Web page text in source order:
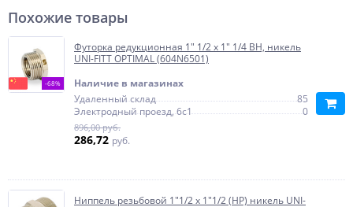
Похожие товары
-68%
Футорка редукционная 1" 1/2 x 1" 1/4 ВН, никель
UNI-FITT OPTIMAL (604N6501)
Наличие в магазинах
Удаленный склад
85
Электродный проезд, 6с1
0
896,00 руб.
286,72 руб.
Ниппель резьбовой 1"1/2 x 1"1/2 (НР) никель UNI-